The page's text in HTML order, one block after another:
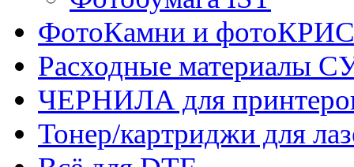
ФотоКамни и
Расходные
ЧЕРНИЛА для
Тонер/картриджи для